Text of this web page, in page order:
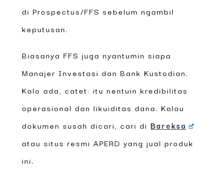
di Prospectus/FFS sebelum ngambil
keputusan.
Biasanya FFS juga nyantumin siapa
Manajer Investasi dan Bank Kustodian.
Kalo ada, catet: itu nentuin kredibilitas
operasional dan likuiditas dana. Kalau
dokumen susah dicari, cari di Bareksa
atau situs resmi APERD yang jual produk
ini.